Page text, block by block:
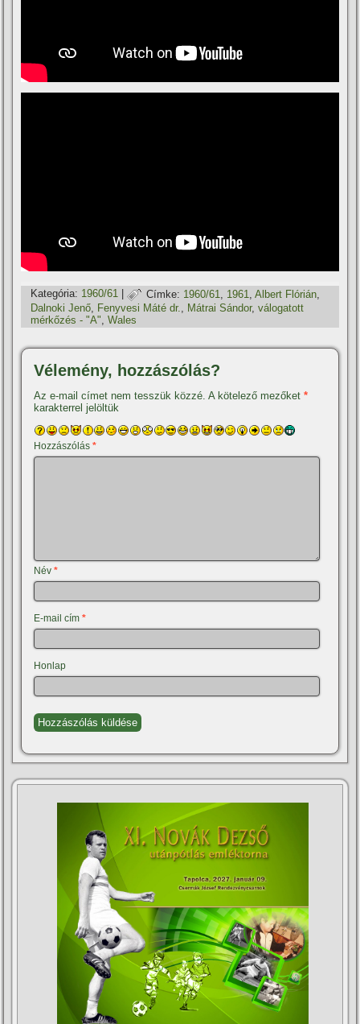
Kategória: 1960/61 | Címke: 1960/61 1961 ,Albert Flórián
Dalnoki Jenő, Fenyvesi Máté dr., Mátrai Sándor,válogatott
mérkőzés - "A",Wales
Vélemény, hozzászólás?
Az e-mail címet nem tesszük közzé. A kötelező mezőket*
karakterrel jelöltük
Hozzászólás*
Név*
E-mail cím*
Honlap